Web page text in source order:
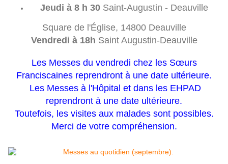
Jeudi à 8 h 30 Saint-Augustin - Deauville
Square de l'Église, 14800 Deauville
Vendredi à 18h Saint Augustin-Deauville
Les Messes du vendredi chez les Sœurs
Franciscaines reprendront à une date ultérieure.
Les Messes à l'Hôpital et dans les EHPAD
reprendront à une date ultérieure.
Toutefois, les visites aux malades sont possibles.
Merci de votre compréhension.